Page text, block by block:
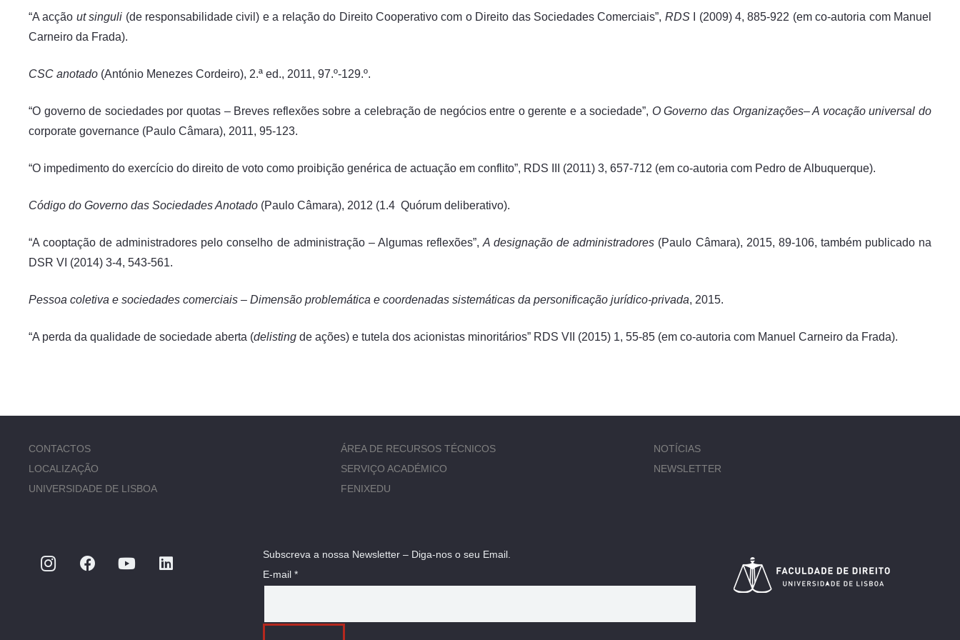
“A acção ut singuli (de responsabilidade civil) e a relação do Direito Cooperativo com o Direito das Sociedades Comerciais”, RDSI (2009) 4, 885-922 (em co-autoria com Manuel
Carneiro da Frada).
CSC anotado (António Menezes Cordeiro), 2.ª ed., 2011, 97.º-129.º.
“O governo de sociedades por quotas – Breves reflexões sobre a celebração de negócios entre o gerente e a sociedade”, O Governo das Organizações– A vocação universal do
corporate governance (Paulo Câmara), 2011, 95-123.
“O impedimento do exercício do direito de voto como proibição genérica de actuação em conflito”, RDS III (2011) 3, 657-712 (em co-autoria com Pedro de Albuquerque).
Código do Governo das Sociedades Anotado (Paulo Câmara), 2012 (1.4 Quórum deliberativo).
“A cooptação de administradores pelo conselho de administração – Algumas reflexões”,A designação de administradores (Paulo Câmara), 2015, 89-106, também publicado na
DSR VI (2014) 3-4, 543-561.
Pessoa coletiva e sociedades comerciais – Dimensão problemática e coordenadas sistemáticas da personificação jurídico-privada, 2015.
“A perda da qualidade de sociedade aberta (delisting de ações) e tutela dos acionistas minoritários” RDS VII (2015) 1, 55-85 (em co-autoria com Manuel Carneiro da Frada).
CONTACTOS
LOCALIZAÇÃO
UNIVERSIDADE DE LISBOA
ÁREA DE RECURSOS TÉCNICOS
SERVIÇO ACADÉMICO
FENIXEDU
NOTÍCIAS
NEWSLETTER
Subscreva a nossa Newsletter – Diga-nos o seu Email.
E-mail *